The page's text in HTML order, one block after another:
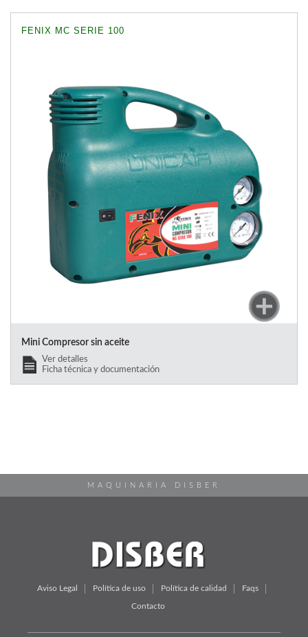
FENIX MC SERIE 100
Mini Compresor sin aceite
Ver detalles
Ficha técnica y documentación
MAQUINARIA DISBER
Aviso Legal Política de uso Política de calidad Faqs
Contacto